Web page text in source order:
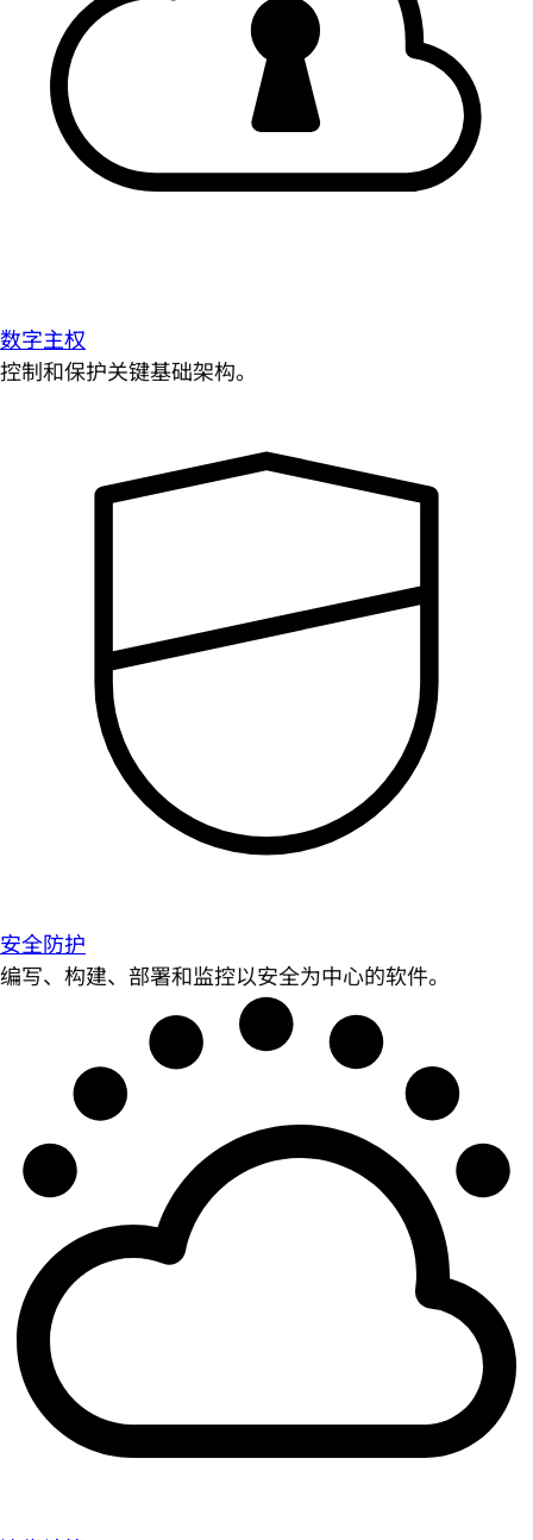
数字主权
控制和保护关键基础架构。
安全防护
编写、构建、部署和监控以安全为中心的软件。